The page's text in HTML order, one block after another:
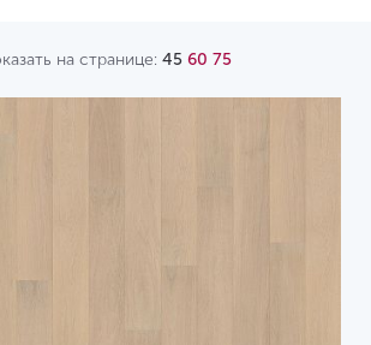
на странице: 45 60 75